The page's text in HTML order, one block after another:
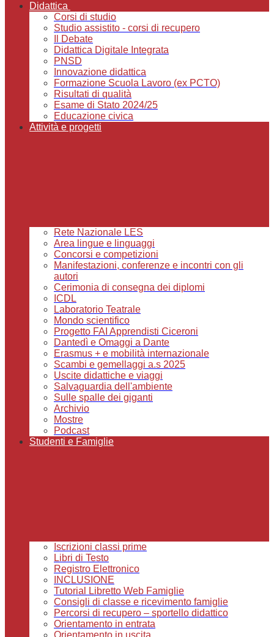
Didattica
Corsi di studio
Studio assistito - corsi di recupero
Il Debate
Didattica Digitale Integrata
PNSD
Innovazione didattica
Formazione Scuola Lavoro (ex PCTO)
Risultati di qualità
Esame di Stato 2024/25
Educazione civica
Attività e progetti
Rete Nazionale LES
Area lingue e linguaggi
Concorsi e competizioni
Manifestazioni, conferenze e incontri con gli
autori
Cerimonia di consegna dei diplomi
ICDL
Laboratorio Teatrale
Mondo scientifico
Progetto FAI Apprendisti Ciceroni
Dantedì e Omaggi a Dante
Erasmus + e mobilità internazionale
Scambi e gemellaggi a.s 2025
Uscite didattiche e viaggi
Salvaguardia dell'ambiente
Sulle spalle dei giganti
Archivio
Mostre
Podcast
Studenti e Famiglie
Iscrizioni classi prime
Libri di Testo
Registro Elettronico
INCLUSIONE
Tutorial Libretto Web Famiglie
Consigli di classe e ricevimento famiglie
Percorsi di recupero – sportello didattico
Orientamento in entrata